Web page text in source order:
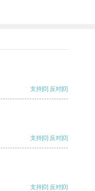
支持[0] 反对[0]
支持[0] 反对[0]
支持[0] 反对[0]